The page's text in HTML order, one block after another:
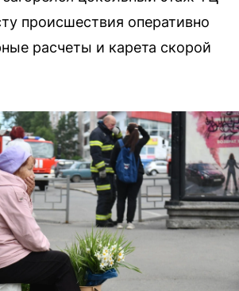
происшествия оперативно
расчеты и карета скорой